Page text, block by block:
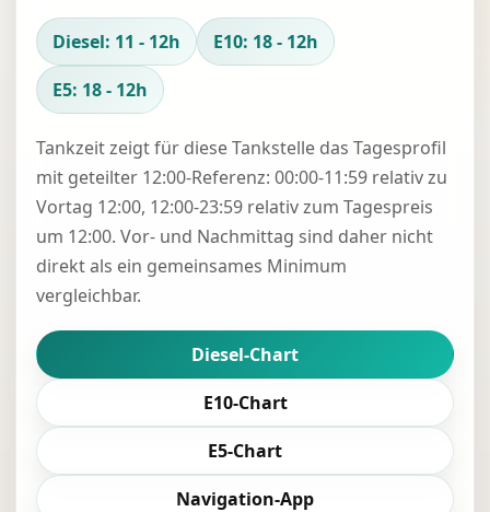
Diesel: 11 - 12h
E10: 18 - 12h
E5: 18 - 12h
Tankzeit zeigt für diese Tankstelle das Tagesprofil
mit geteilter 12:00-Referenz: 00:00-11:59 relativ zu
Vortag 12:00, 12:00-23:59 relativ zum Tagespreis
um 12:00. Vor- und Nachmittag sind daher nicht
direkt als ein gemeinsames Minimum
vergleichbar.
Diesel-Chart
E10-Chart
E5-Chart
Navigation-App